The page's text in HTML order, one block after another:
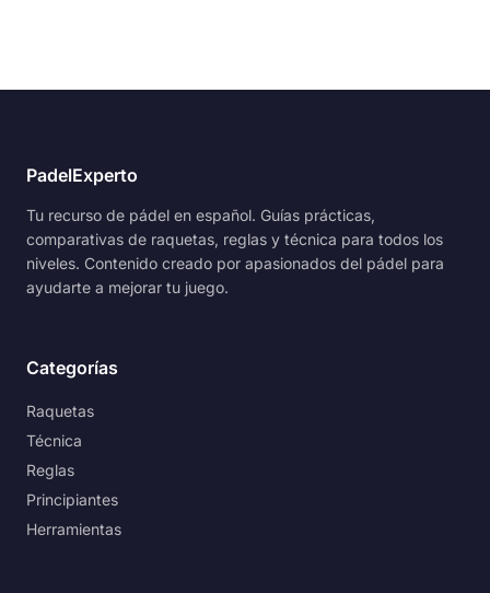
PadelExperto
Tu recurso de pádel en español. Guías prácticas,
comparativas de raquetas, reglas y técnica para todos los
niveles. Contenido creado por apasionados del pádel para
ayudarte a mejorar tu juego.
Categorías
Raquetas
Técnica
Reglas
Principiantes
Herramientas